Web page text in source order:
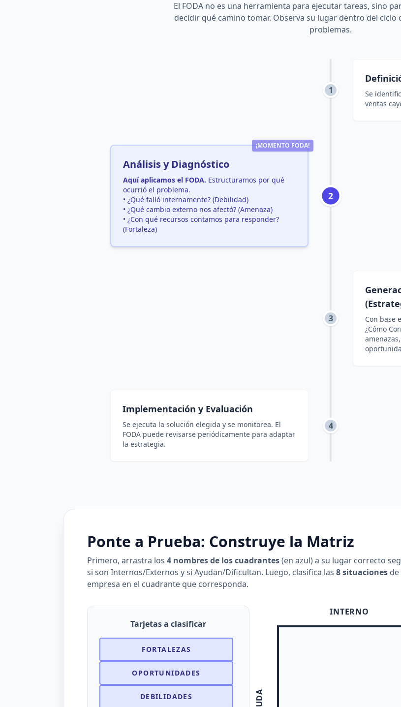
El FODA no es una herramienta para ejecutar tareas, sino
decidir qué camino tomar. Observa su lugar dentro del ciclo
problemas.
1
Se
ventas
2
¡MOMENTO FODA!
Análisis y Diagnóstico
Aquí aplicamos el FODA. Estructuramos por qué
ocurrió el problema.
• ¿Qué falló internamente? (Debilidad)
• ¿Qué cambio externo nos afectó? (Amenaza)
• ¿Con qué recursos contamos para responder?
(Fortaleza)
3
Con base
¿Cómo
4
Implementación y Evaluación
Se ejecuta la solución elegida y se monitorea. El
FODA puede revisarse periódicamente para adaptar
la estrategia.
Ponte a Prueba: Construye la Matriz
Primero, arrastra los 4 nombres de los cuadrantes(en azul) a su lugar correcto
si son Internos/Externos y si Ayudan/Dificultan. Luego, clasifica las 8 situaciones de
empresa en el cuadrante que corresponda.
Tarjetas a clasificar
FORTALEZAS
OPORTUNIDADES
DEBILIDADES
INTERNO